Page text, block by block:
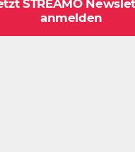
STREAMO
anmelden